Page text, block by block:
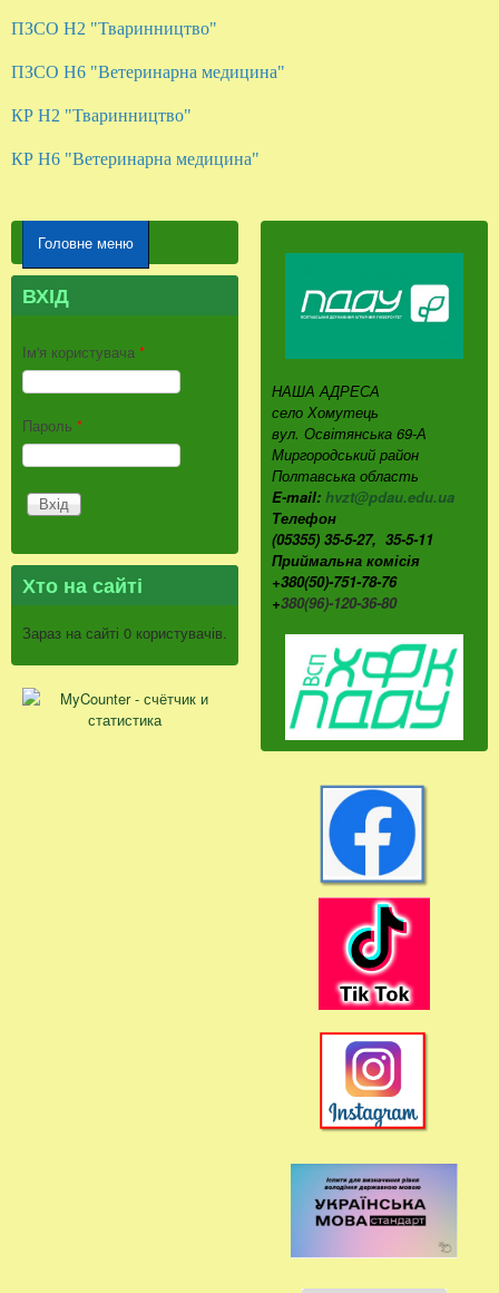
ПЗСО Н2 "Тваринництво"
ПЗСО Н6 "Ветеринарна медицина"
КР Н2 "Тваринництво"
КР Н6 "Ветеринарна медицина"
Головне меню
ВХІД
Ім'я користувача *
Пароль *
Хто на сайті
Зараз на сайті 0 користувачів.
НАША АДРЕСА
село Хомутець
вул. Освітянська 69-А
Миргородський район
Полтавська область
E-mail: hvzt@pdau.edu.ua
Телефон
(05355) 35-5-27, 35-5-11
Приймальна комісія
+380(50)-751-78-76
+380(96)-120-36-80